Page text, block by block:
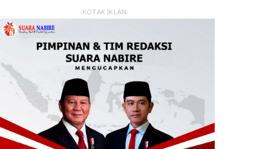
Terima Bantuan SPP Mahasiswa,
Ketua STKIP Nabire Ungkap Gube...
FOKUS
STKIP Nabire Buka Prodi Pendidikan
Bahasa dan Sastra Indones...
January 27, 2026
NABIRE
Data Masuk 44,16 Persen, Paslon
Mesrha Masih Unggul 63,32 Pe...
-KOTAK IKLAN-